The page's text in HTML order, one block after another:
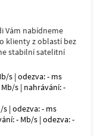
Vám nabídneme
klienty z oblastí bez
stabilní satelitní
s | odezva: - ms
s | nahrávání: -
| odezva: - ms
- Mb/s | odezva: -